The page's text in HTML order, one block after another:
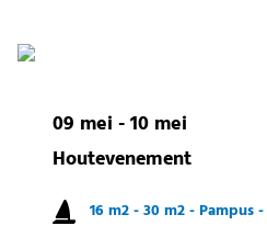
09 mei - 10 mei
Houtevenement
16 m2 -30 m2 -Pampus -